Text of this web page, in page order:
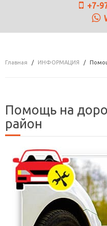
+7-
Главная ИНФОРМАЦИЯ
Помощь на
район